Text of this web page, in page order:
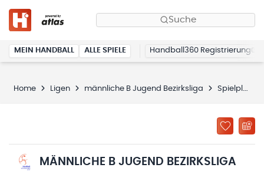
Suche
MEIN HANDBALL ALLE SPIELE Handball360 Registrierung
Home Ligen männliche B Jugend Bezirksliga Spielplan
MÄNNLICHE B JUGEND BEZIRKSLIGA